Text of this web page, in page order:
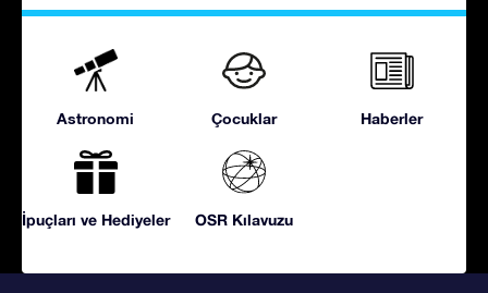
Astronomi Çocuklar Haberler
İpuçları ve Hediyeler OSR Kılavuzu